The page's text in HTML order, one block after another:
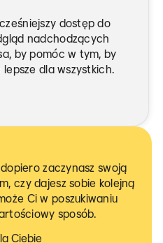
dostęp do
nadchodzących
by pomóc w tym, by
lepsze dla wszystkich.
zaczynasz swoją
czy dajesz sobie kolejną
Ci w poszukiwaniu
sposób.
Ciebie